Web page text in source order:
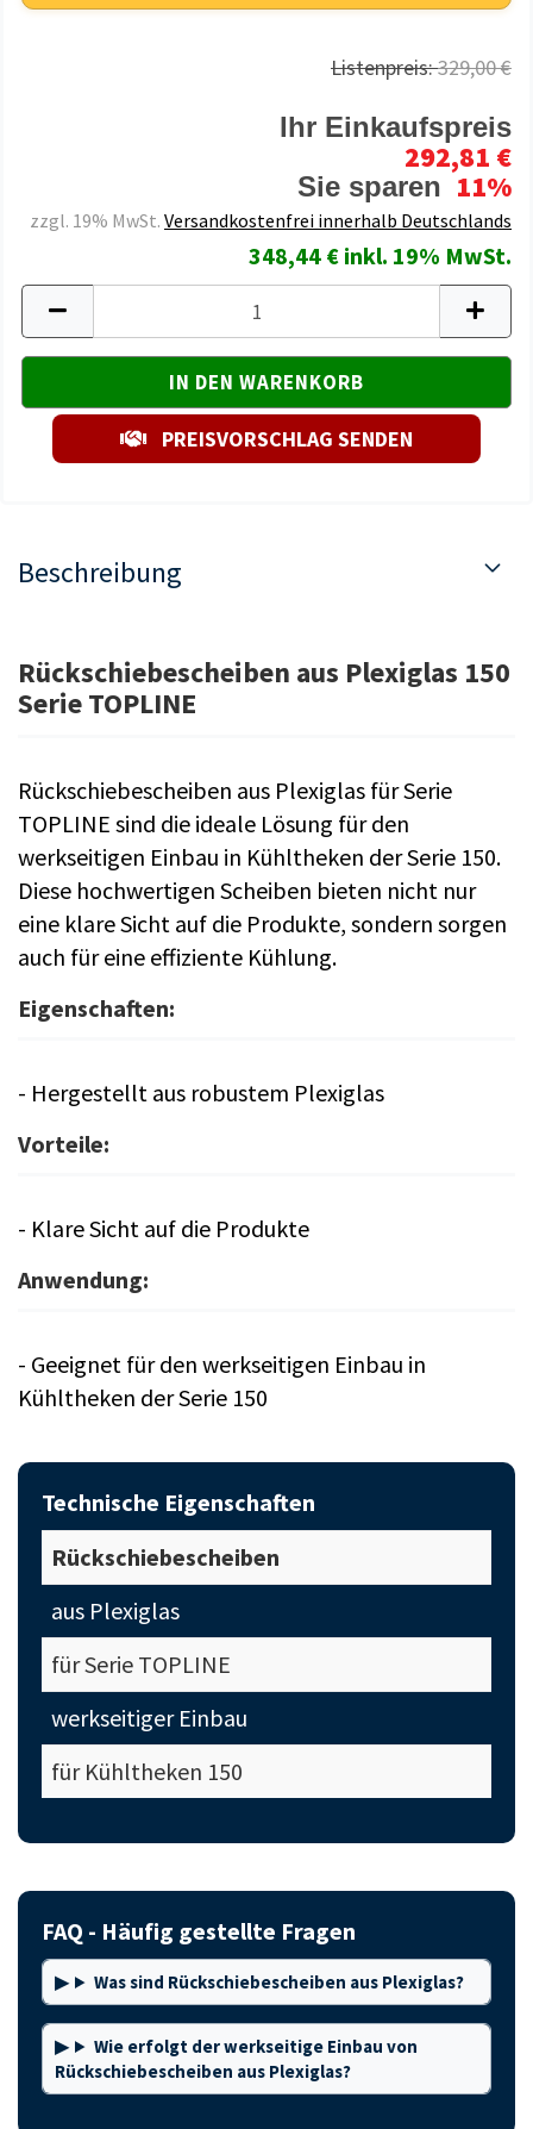
Listenpreis:329,00 €
Ihr Einkaufspreis
292,81 €
Sie sparen 11%
zzgl. 19% MwSt. Versandkostenfrei innerhalb Deutschlands
348,44 € inkl. 19% MwSt.
PREISVORSCHLAG SENDEN
Beschreibung
Rückschiebescheiben aus Plexiglas 150
Serie TOPLINE
Rückschiebescheiben aus Plexiglas für Serie
TOPLINE sind die ideale Lösung für den
werkseitigen Einbau in Kühltheken der Serie 150.
Diese hochwertigen Scheiben bieten nicht nur
eine klare Sicht auf die Produkte, sondern sorgen
auch für eine effiziente Kühlung.
Eigenschaften:
- Hergestellt aus robustem Plexiglas
Vorteile:
- Klare Sicht auf die Produkte
Anwendung:
- Geeignet für den werkseitigen Einbau in
Kühltheken der Serie 150
Technische Eigenschaften
Rückschiebescheiben
aus Plexiglas
für Serie TOPLINE
werkseitiger Einbau
für Kühltheken 150
FAQ - Häufig gestellte Fragen
Was sind Rückschiebescheiben aus Plexiglas?
Wie erfolgt der werkseitige Einbau von
Rückschiebescheiben aus Plexiglas?